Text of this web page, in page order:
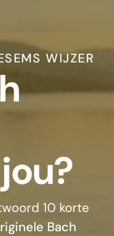
WIJZER
10 korte
Bach